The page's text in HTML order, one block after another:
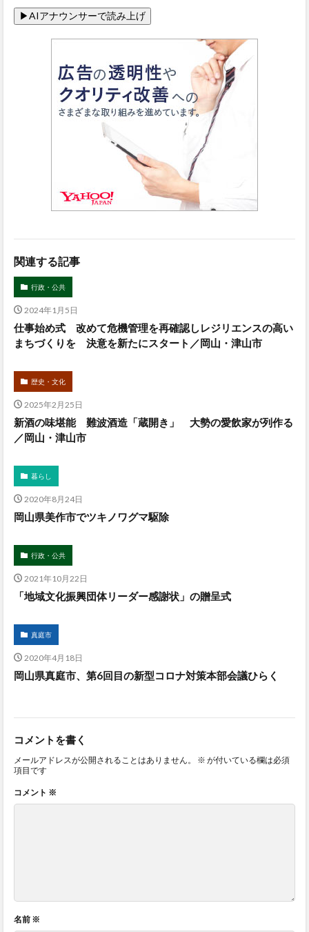
関連する記事
行政・公共
2024年1月5日
仕事始め式 改めて危機管理を再確認しレジリエンスの高い
まちづくりを 決意を新たにスタート／岡山・津山市
歴史・文化
2025年2月25日
新酒の味堪能 難波酒造「蔵開き」 大勢の愛飲家が列作る
／岡山・津山市
暮らし
2020年8月24日
岡山県美作市でツキノワグマ駆除
行政・公共
2021年10月22日
「地域文化振興団体リーダー感謝状」の贈呈式
真庭市
2020年4月18日
岡山県真庭市、第6回目の新型コロナ対策本部会議ひらく
コメントを書く
メールアドレスが公開されることはありません。 ※ が付いている欄は必須
項目です
コメント ※
名前 ※